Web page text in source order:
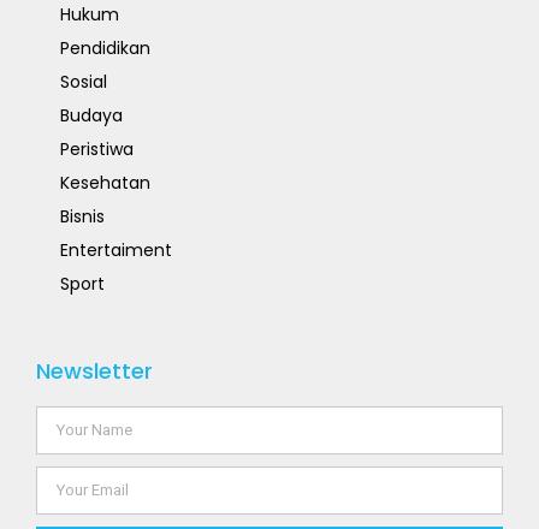
Hukum
Pendidikan
Sosial
Budaya
Peristiwa
Kesehatan
Bisnis
Entertaiment
Sport
Newsletter